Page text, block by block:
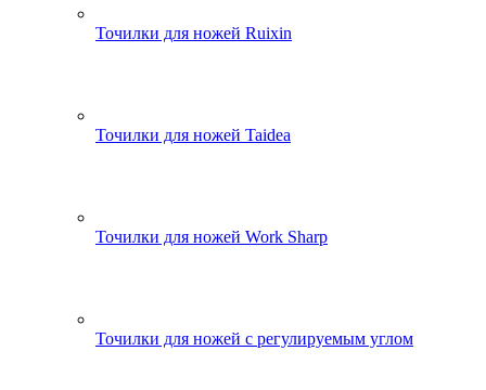
Точилки для ножей Ruixin
Точилки для ножей Taidea
Точилки для ножей Work Sharp
Точилки для ножей с регулируемым углом